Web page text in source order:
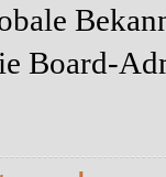
Board-